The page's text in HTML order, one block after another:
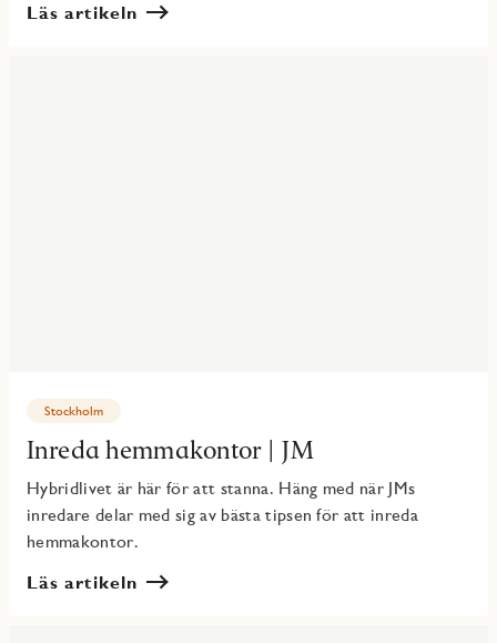
Läs artikeln
Stockholm
Inreda hemmakontor | JM
Hybridlivet är här för att stanna. Häng med när JMs
inredare delar med sig av bästa tipsen för att inreda
hemmakontor.
Läs artikeln